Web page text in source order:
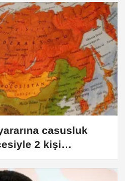
casusluk
2 kişi